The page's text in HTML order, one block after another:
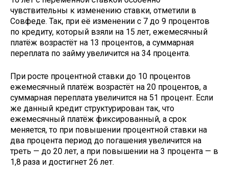
чувствительны к изменению ставки, отметили в
Совфеде. Так, при её изменении с 7 до 9 процентов
по кредиту, который взяли на 15 лет, ежемесячный
платёж возрастёт на 13 процентов, а суммарная
переплата по займу увеличится на 34 процента.
При росте процентной ставки до 10 процентов
ежемесячный платёж возрастёт на 20 процентов, а
суммарная переплата увеличится на 51 процент. Если
же данный кредит структурирован так, что
ежемесячный платёж фиксированный, а срок
меняется, то при повышении процентной ставки на
два процента период до погашения увеличится на
треть — до 20 лет, а при повышении на 3 процента — в
1,8 раза и достигнет 26 лет.